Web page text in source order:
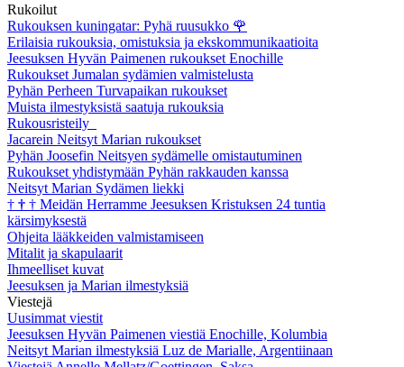
Rukoilut
Rukouksen kuningatar: Pyhä ruusukko 🌹
Erilaisia rukouksia, omistuksia ja ekskommunikaatioita
Jeesuksen Hyvän Paimenen rukoukset Enochille
Rukoukset Jumalan sydämien valmistelusta
Pyhän Perheen Turvapaikan rukoukset
Muista ilmestyksistä saatuja rukouksia
Rukousristeily
Jacarein Neitsyt Marian rukoukset
Pyhän Joosefin Neitsyen sydämelle omistautuminen
Rukoukset yhdistymään Pyhän rakkauden kanssa
Neitsyt Marian Sydämen liekki
† † † Meidän Herramme Jeesuksen Kristuksen 24 tuntia
kärsimyksestä
Ohjeita lääkkeiden valmistamiseen
Mitalit ja skapulaarit
Ihmeelliset kuvat
Jeesuksen ja Marian ilmestyksiä
Viestejä
Uusimmat viestit
Jeesuksen Hyvän Paimenen viestiä Enochille, Kolumbia
Neitsyt Marian ilmestyksiä Luz de Marialle, Argentiinaan